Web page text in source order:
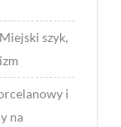
szyk,
i
na